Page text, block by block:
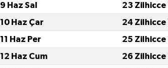
9 Haz Sal
23 Zilhicce
10 Haz Çar
24 Zilhicce
11 Haz Per
25 Zilhicce
12 Haz Cum
26 Zilhicce